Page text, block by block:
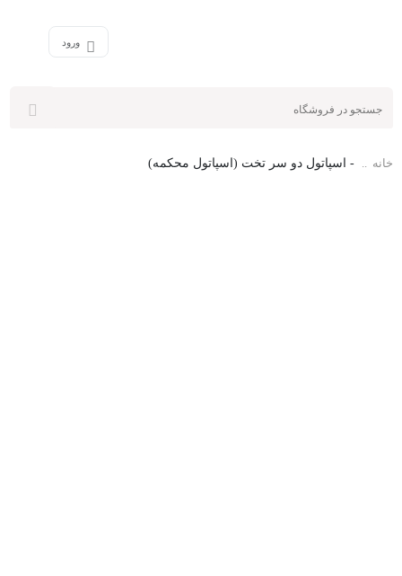
ورود
خانه - اسپاتول دو سر تخت (اسپاتول محکمه)